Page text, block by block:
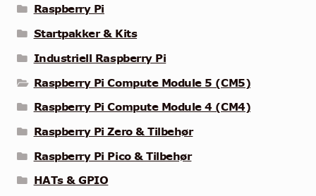
Raspberry Pi
Startpakker & Kits
Industriell Raspberry Pi
Raspberry Pi Compute Module 5 (CM5)
Raspberry Pi Compute Module 4 (CM4)
Raspberry Pi Zero & Tilbehør
Raspberry Pi Pico & Tilbehør
HATs & GPIO